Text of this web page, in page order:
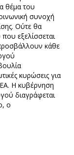
θέμα του
συνοχή
Ούτε θα
εξελίσσεται
κάθε
κυρώσεις για
Η κυβέρνηση
διαγράφεται
ο